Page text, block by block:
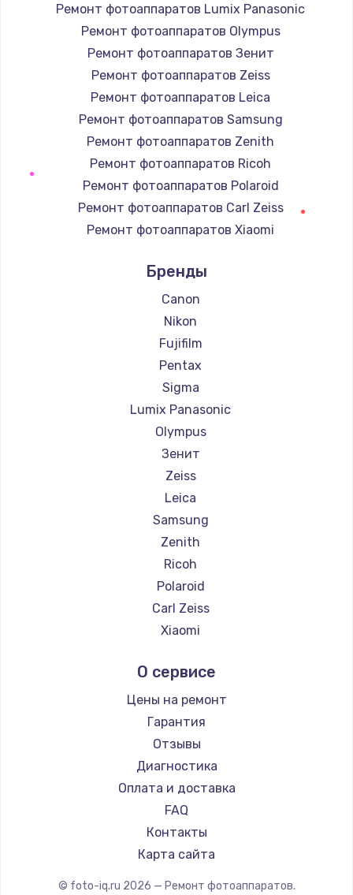
Замена конфорки
Заказать
Замена платы сенсора
Заказать
1300 руб.
Заказать
Замена сигнальной лампы
1200 руб.
Заказать
Замена системной платы
1500 руб.
Замена температурного датчика
2500 руб.
Замена электроконфорки
Заказать
Техобслуживание
900 руб.
Заказать
Установка / подключение / демонтаж
1300 руб.
Заказать
Ремонт фотоаппаратов Lumix Panasonic
Ремонт фотоаппаратов Olympus
Ремонт фотоаппаратов Зенит
Ремонт фотоаппаратов Zeiss
Ремонт фотоаппаратов Leica
Ремонт фотоаппаратов Samsung
Ремонт фотоаппаратов Zenith
Ремонт фотоаппаратов Ricoh
Ремонт фотоаппаратов Polaroid
Ремонт фотоаппаратов Carl Zeiss
Ремонт фотоаппаратов Xiaomi
Ремонт фотоаппаратов Kodak
Ремонт фотоаппаратов Blackmagic
Бренды
Canon
Nikon
Fujifilm
Pentax
Sigma
Lumix Panasonic
Olympus
Зенит
Zeiss
Leica
Samsung
Zenith
Ricoh
Polaroid
Carl Zeiss
Xiaomi
Kodak
Blackmagic
О сервисе
Цены на ремонт
Гарантия
Отзывы
Диагностика
Оплата и доставка
FAQ
Контакты
Карта сайта
© foto-iq.ru 2026 — Ремонт фотоаппаратов.